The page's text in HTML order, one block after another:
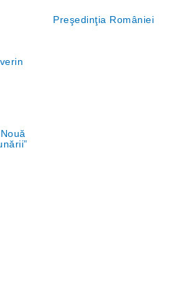
Preşedinţia României